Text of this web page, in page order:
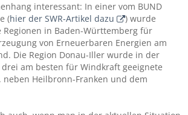
interessant: In einer vom BUND
(hier der SWR-Artikel dazu
) wurde
in Baden-Württemberg für
von Erneuerbaren Energien am
Die Region Donau-Iller wurde in der
am besten für Windkraft geeignete
neben Heilbronn-Franken und dem